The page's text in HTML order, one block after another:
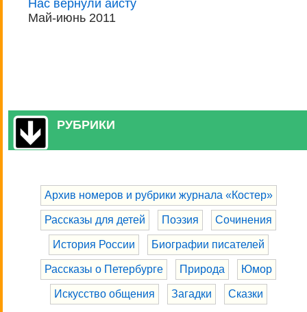
Нас вернули аисту
Май-июнь 2011
РУБРИКИ
Архив номеров и рубрики журнала «Костер»
Рассказы для детей Поэзия Сочинения
История России Биографии писателей
Рассказы о Петербурге Природа Юмор
Искусство общения Загадки Сказки